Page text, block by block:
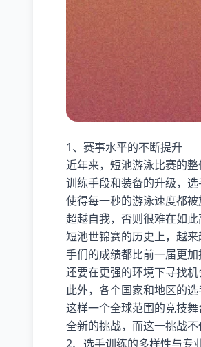
1、赛事水平的不断提升
近年来，短池游泳比赛的
训练手段和装备的升级，
使得每一秒的游泳速度都
超越自我，否则很难在如此
短池世锦赛的历史上，越
手们的成绩都比前一届更
还要在更强的环境下寻找
此外，各个国家和地区的
这样一个全球范围的竞技
全新的挑战，而这一挑战
2、选手训练的多样性与专